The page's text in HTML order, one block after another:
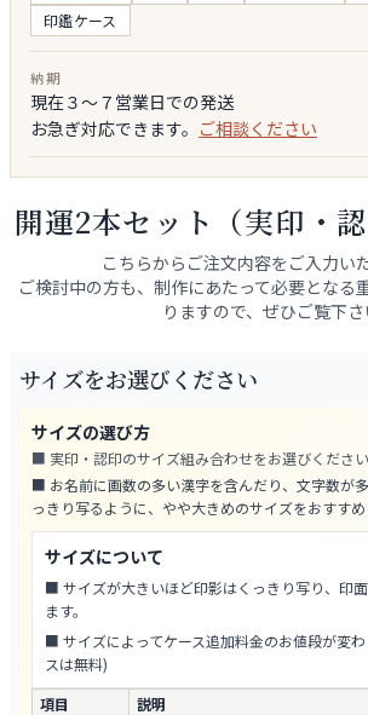
印鑑ケース
納期
現在３～７営業日での発送
お急ぎ対応できます。 ご相談ください
開運2本セット（実印・
こちらからご注文内容をご入力い
ご検討中の方も、制作にあたって必要となる
りますので、ぜひご覧下さ
サイズをお選びください
サイズの選び方
■ 実印・認印のサイズ組み合わせをお選びください
■ お名前に画数の多い漢字を含んだり、文字数が
っきり写るように、やや大きめのサイズをおすすめ
サイズについて
■ サイズが大きいほど印影はくっきり写り、印
ます。
■ サイズによってケース追加料金のお値段が変
スは無料)
項目
説明